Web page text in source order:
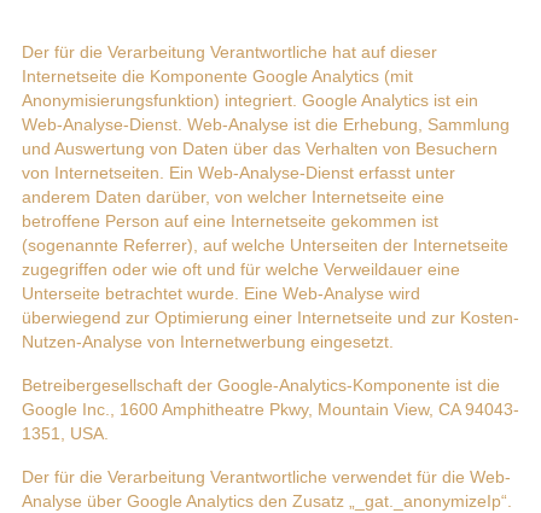
Der für die Verarbeitung Verantwortliche hat auf dieser
Internetseite die Komponente Google Analytics (mit
Anonymisierungsfunktion) integriert. Google Analytics ist ein
Web-Analyse-Dienst. Web-Analyse ist die Erhebung, Sammlung
und Auswertung von Daten über das Verhalten von Besuchern
von Internetseiten. Ein Web-Analyse-Dienst erfasst unter
anderem Daten darüber, von welcher Internetseite eine
betroffene Person auf eine Internetseite gekommen ist
(sogenannte Referrer), auf welche Unterseiten der Internetseite
zugegriffen oder wie oft und für welche Verweildauer eine
Unterseite betrachtet wurde. Eine Web-Analyse wird
überwiegend zur Optimierung einer Internetseite und zur Kosten-
Nutzen-Analyse von Internetwerbung eingesetzt.
Betreibergesellschaft der Google-Analytics-Komponente ist die
Google Inc., 1600 Amphitheatre Pkwy, Mountain View, CA 94043-
1351, USA.
Der für die Verarbeitung Verantwortliche verwendet für die Web-
Analyse über Google Analytics den Zusatz „_gat._anonymizeIp“.